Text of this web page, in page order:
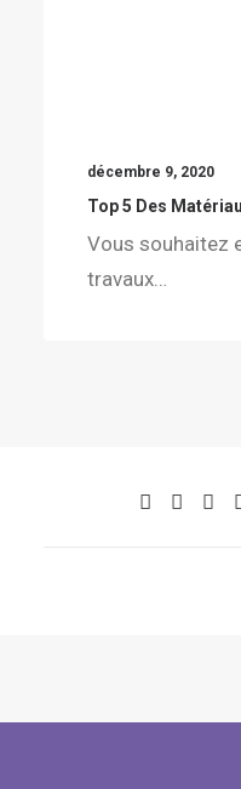
décembre 9, 2020
Top 5 Des
Vous souhaitez
travaux…